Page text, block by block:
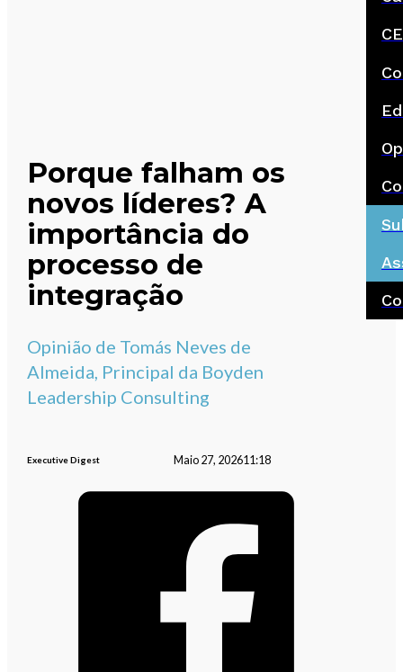
Porque falham os
novos líderes? A
importância do
processo de
integração
Opinião de Tomás Neves de
Almeida, Principal da Boyden
Leadership Consulting
Executive Digest Maio 27, 202611:18